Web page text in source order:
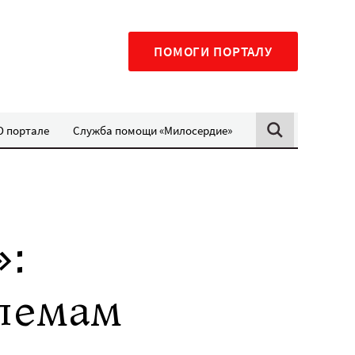
ПОМОГИ ПОРТАЛУ
портале Служба помощи «Милосердие»